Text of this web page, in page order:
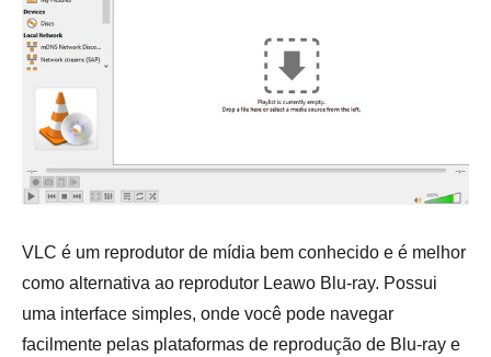
VLC é um reprodutor de mídia bem conhecido e é melhor
como alternativa ao reprodutor Leawo Blu-ray. Possui
uma interface simples, onde você pode navegar
facilmente pelas plataformas de reprodução de Blu-ray e